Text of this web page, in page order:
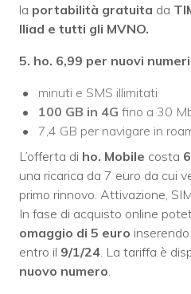
la portabilità gratuita da
Iliad e tutti gli MVNO.
5. ho. 6,99 per nuovi numeri
minuti e SMS illimitati
100 GB in 4G fino a 30
7,4 GB per navigare in
L’offerta di ho. Mobile costa
una ricarica da 7 euro da cui
primo rinnovo. Attivazione,
In fase di acquisto online
omaggio di 5 euro
entro il 9/1/24. La tariffa è
nuovo numero.